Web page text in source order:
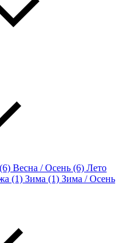
Весна / Осень (6) Лето
(1) Зима (1) Зима / Осень